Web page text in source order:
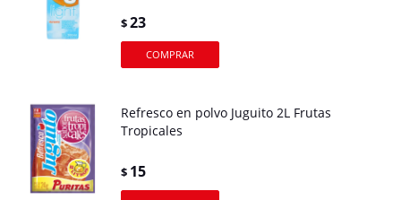
$23
Refresco en polvo Juguito 2L Frutas
Tropicales
$ 15